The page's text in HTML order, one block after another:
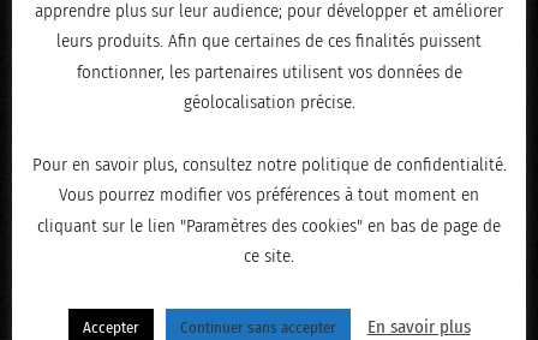
« PRÉCÉDENT
apprendre plus sur leur audience; pour développer et améliorer
leurs produits. Afin que certaines de ces finalités puissent
fonctionner, les partenaires utilisent vos données de
géolocalisation précise.
Pour en savoir plus, consultez notre politique de confidentialité.
Vous pourrez modifier vos préférences à tout moment en
cliquant sur le lien "Paramètres des cookies" en bas de page de
ce site.
Accepter Continuer sans accepter En savoir plus